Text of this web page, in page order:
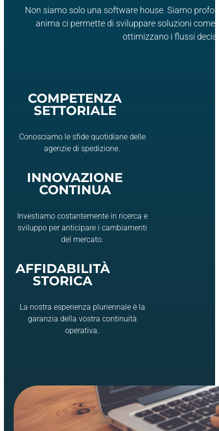
Non siamo solo una software house. Siamo
anima ci permette di sviluppare soluzioni
ottimizzano i flussi
COMPETENZA
SETTORIALE
Conosciamo le sfide quotidiane delle
agenzie di spedizione.
INNOVAZIONE
CONTINUA
Investiamo costantemente in ricerca e
sviluppo per anticipare i cambiamenti
del mercato.
AFFIDABILITÀ
STORICA
La nostra esperienza pluriennale è la
garanzia della vostra continuità
operativa.